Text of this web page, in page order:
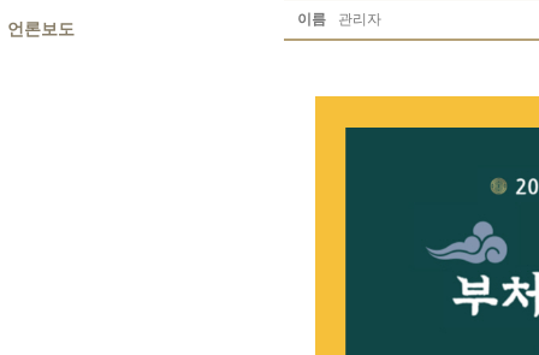
언론보도
이름 관리자